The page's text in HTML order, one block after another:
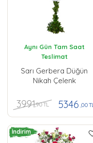
Aynı Gün Tam Saat
Teslimat
Sarı Gerbera Düğün
Nikah Çelenk
3991,90 TL 5346 ,00 TL
İndirim